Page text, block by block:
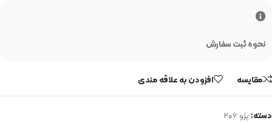
نحوه ثبت سفارش
مقایسه افزودن به علاقه مندی
دسته: پژو ۲۰۶